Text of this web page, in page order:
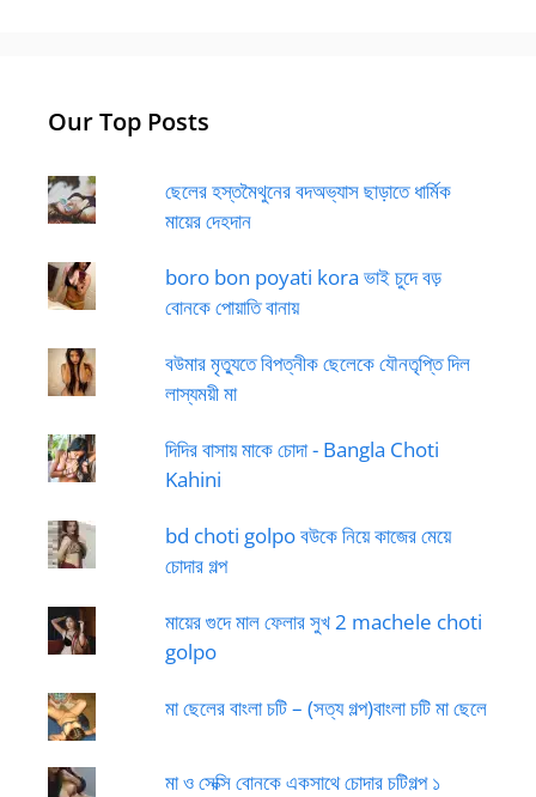
Our Top Posts
ছেলের হস্তমৈথুনের বদঅভ্যাস ছাড়াতে ধার্মিক
মায়ের দেহদান
boro bon poyati kora ভাই চুদে বড়
বোনকে পোয়াতি বানায়
বউমার মৃত্যুতে বিপত্নীক ছেলেকে যৌনতৃপ্তি দিল
লাস্যময়ী মা
দিদির বাসায় মাকে চোদা - Bangla Choti
Kahini
bd choti golpo বউকে নিয়ে কাজের মেয়ে
চোদার গল্প
মায়ের গুদে মাল ফেলার সুখ 2 machele choti
golpo
মা ছেলের বাংলা চটি – (সত্য গল্প)বাংলা চটি মা ছেলে
মা ও সেক্সি বোনকে একসাথে চোদার চটিগল্প ১